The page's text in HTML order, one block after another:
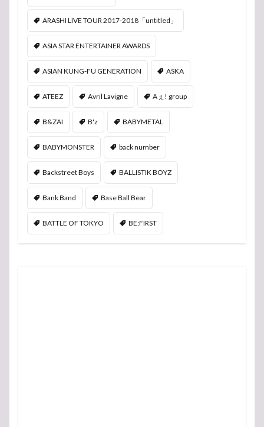
ARASHI LIVE TOUR 2017-2018「untitled」
ASIA STAR ENTERTAINER AWARDS
ASIAN KUNG-FU GENERATION ASKA
ATEEZ Avril Lavigne Aぇ! group
B&ZAI B'z BABYMETAL
BABYMONSTER back number
Backstreet Boys BALLISTIK BOYZ
Bank Band Base Ball Bear
BATTLE OF TOKYO BE:FIRST